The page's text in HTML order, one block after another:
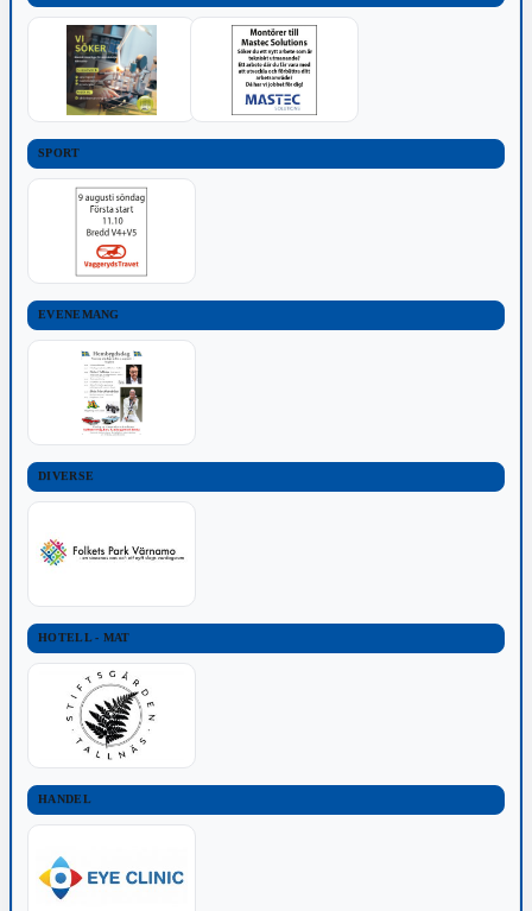
SPORT
EVENEMANG
DIVERSE
HOTELL - MAT
HANDEL